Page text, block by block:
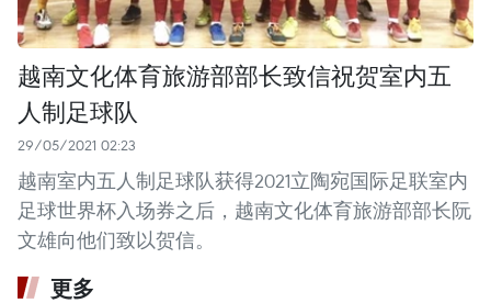
越南文化体育旅游部部长致信祝贺室内五
人制足球队
29/05/2021 02:23
越南室内五人制足球队获得2021立陶宛国际足联室内
足球世界杯入场券之后，越南文化体育旅游部部长阮
文雄向他们致以贺信。
更多